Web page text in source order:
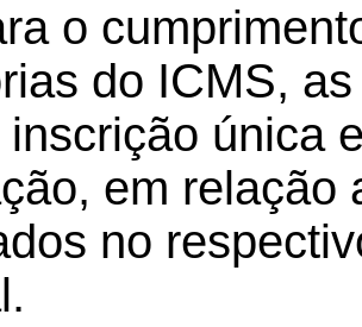
o
do ICMS,
inscrição única
em relação
no